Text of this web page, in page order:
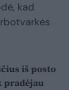
kad
iš posto
pradėjau